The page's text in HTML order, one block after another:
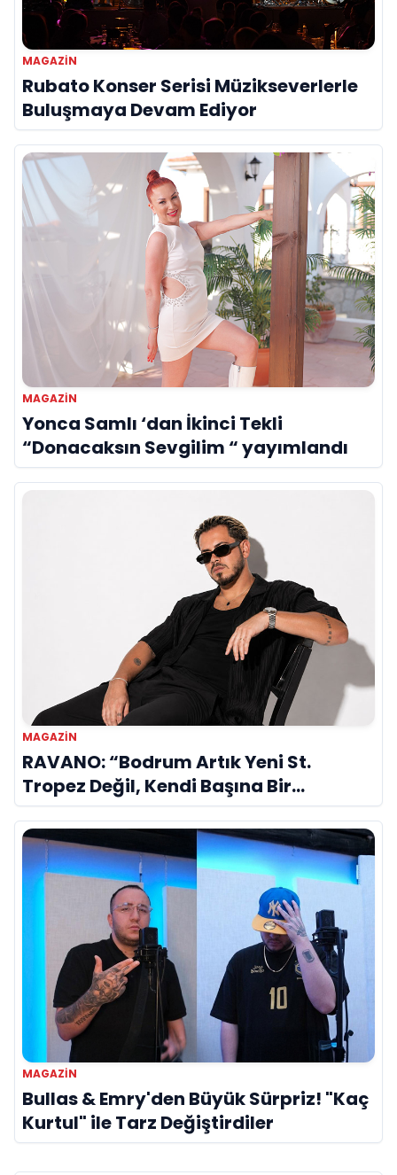
MAGAZİN
Rubato Konser Serisi Müzikseverlerle
Buluşmaya Devam Ediyor
MAGAZİN
Yonca Samlı ‘dan İkinci Tekli
“Donacaksın Sevgilim “ yayımlandı
MAGAZİN
RAVANO: “Bodrum Artık Yeni St.
Tropez Değil, Kendi Başına Bir
Referans”
MAGAZİN
Bullas & Emry'den Büyük Sürpriz! "Kaç
Kurtul" ile Tarz Değiştirdiler